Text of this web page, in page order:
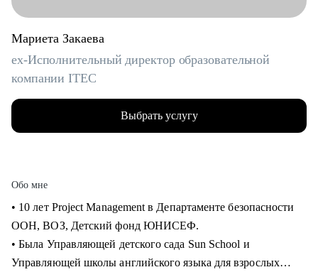
Мариета Закаева
ex-Исполнительный директор образовательной
компании ITEC
Выбрать услугу
Обо мне
• 10 лет Project Management в Департаменте безопасности
ООН, ВОЗ, Детский фонд ЮНИСЕФ.
• Была Управляющей детского сада Sun School и
Управляющей школы английского языка для взрослых